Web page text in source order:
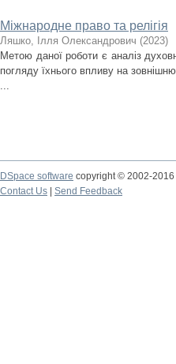
Міжнародне право та релігія
Ляшко, Ілля Олександрович (2023)
Метою даної роботи є аналіз
погляду їхнього впливу на
...
DSpace software copyright © 2002-2016
Contact Us
Send Feedback